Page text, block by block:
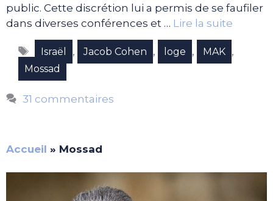
public. Cette discrétion lui a permis de se faufiler
dans diverses conférences et … Lire la suite
Étiquettes
Israël , Jacob Cohen , loge , MAK ,
Mossad
31 commentaires
Accueil » Mossad